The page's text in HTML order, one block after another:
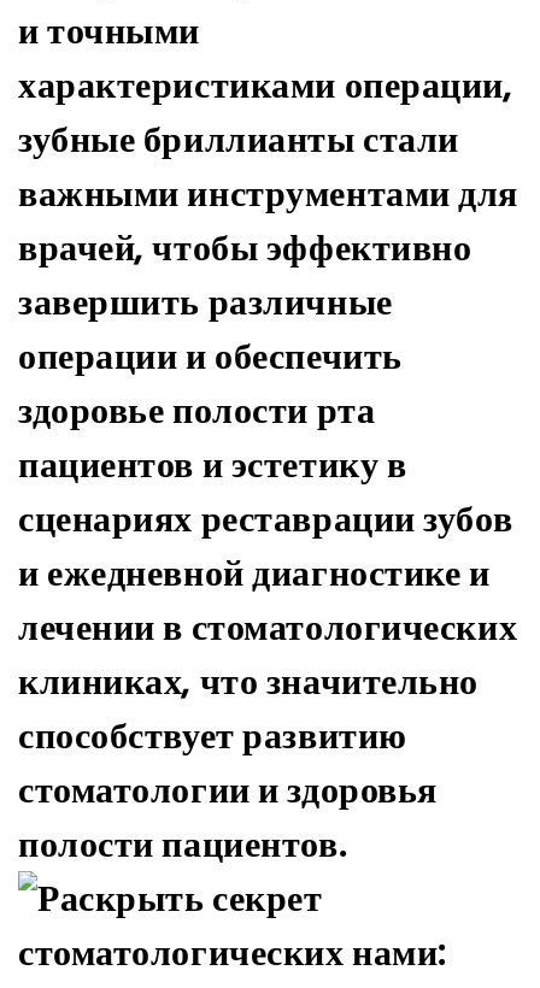
и точными
характеристиками операции,
зубные бриллианты стали
важными инструментами для
врачей, чтобы эффективно
завершить различные
операции и обеспечить
здоровье полости рта
пациентов и эстетику в
сценариях реставрации зубов
и ежедневной диагностике и
лечении в стоматологических
клиниках, что значительно
способствует развитию
стоматологии и здоровья
полости пациентов.